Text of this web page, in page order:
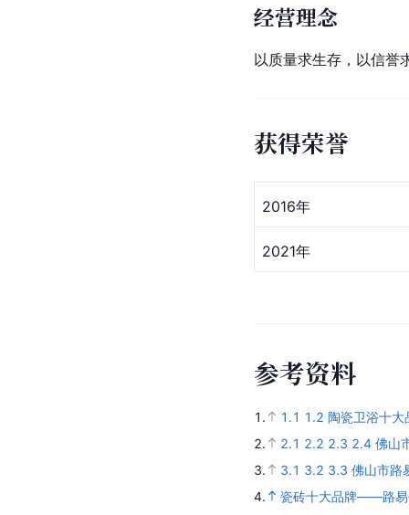
经营理念
以质量求生存，以信誉
获得荣誉
2016年
2021年
参考资料
1. 1.1 1.2 陶瓷卫浴十大
2.
2.1 2.2 2.3 2.4 佛山
3.
3.1 3.2 3.3 佛山市路
4.
瓷砖十大品牌——路易